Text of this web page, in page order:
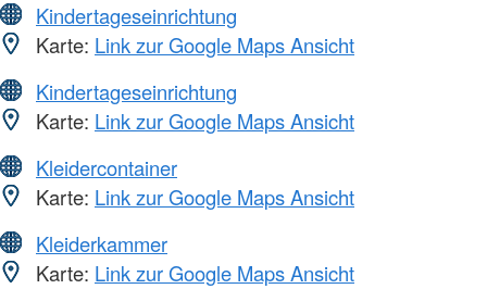
Kindertageseinrichtung
Karte: Link zur Google Maps Ansicht
Kindertageseinrichtung
Karte: Link zur Google Maps Ansicht
Kleidercontainer
Karte: Link zur Google Maps Ansicht
Kleiderkammer
Karte: Link zur Google Maps Ansicht